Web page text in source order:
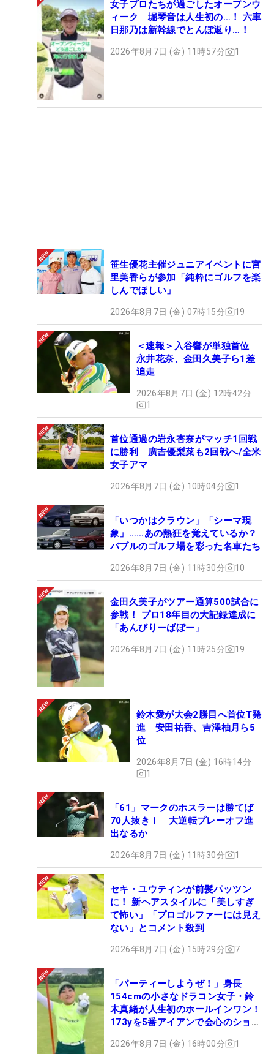
女子プロたちが過ごしたオープンウ
ィーク 堀琴音は人生初の…！ 六車
日那乃は新幹線でとんぼ返り…！
2026年8月7日 (金) 11時57分 1
笹生優花主催ジュニアイベントに宮
里美香らが参加「純粋にゴルフを楽
しんでほしい」
2026年8月7日 (金) 07時15分 19
＜速報＞入谷響が単独首位
永井花奈、金田久美子ら1差
追走
2026年8月7日 (金) 12時42分
1
首位通過の岩永杏奈がマッチ1回戦
に勝利 廣吉優梨菜も2回戦へ/全米
女子アマ
2026年8月7日 (金) 10時04分 1
「いつかはクラウン」「シーマ現
象」……あの熱狂を覚えているか？
バブルのゴルフ場を彩った名車たち
2026年8月7日 (金) 11時30分 10
金田久美子がツアー通算500試合に
参戦！ プロ18年目の大記録達成に
「あんびりーばぼー」
2026年8月7日 (金) 11時25分 19
鈴木愛が大会2勝目へ首位T発
進 安田祐香、吉澤柚月ら5
位
2026年8月7日 (金) 16時14分
1
「61」マークのホスラーは勝てば
70人抜き！ 大逆転プレーオフ進
出なるか
2026年8月7日 (金) 11時30分 1
セキ・ユウティンが前髪パッツン
に！ 新ヘアスタイルに「美しすぎ
て怖い」「プロゴルファーには見え
ない」とコメント殺到
2026年8月7日 (金) 15時29分 7
「パーティーしようぜ！」身長
154cmの小さなドラコン女子・鈴
木真緒が人生初のホールインワン！
173yを5番アイアンで会心のショッ
2026年8月7日 (金) 16時00分 1